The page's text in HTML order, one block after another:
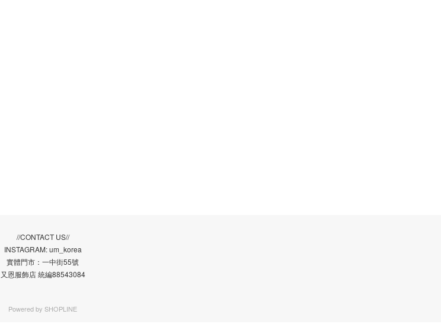
//CONTACT US//
INSTAGRAM: um_korea
實體門市：一中街55號
又恩服飾店 統編88543084
Powered by SHOPLINE